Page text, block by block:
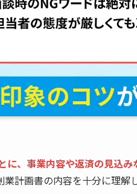
に、事業内容や返済の見込
計画書の内容を十分に理解